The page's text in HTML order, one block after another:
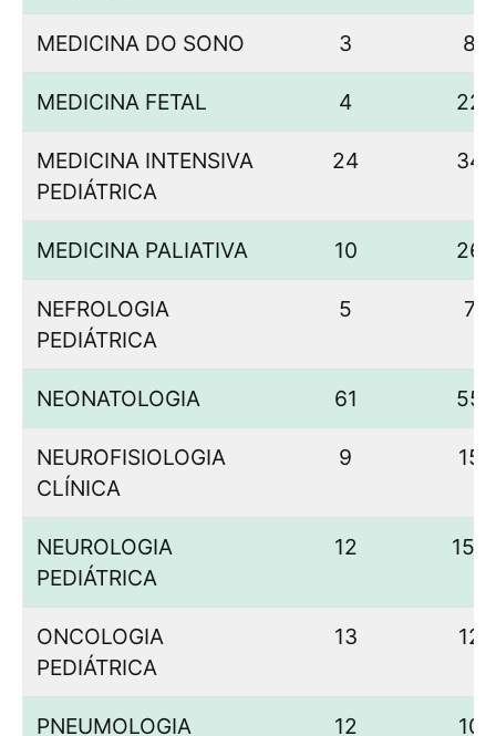
MEDICINA DO SONO 3 8
MEDICINA FETAL 4 22
MEDICINA INTENSIVA
PEDIÁTRICA
24 34
MEDICINA PALIATIVA 10 26
NEFROLOGIA
PEDIÁTRICA
5 7
NEONATOLOGIA 61 55
NEUROFISIOLOGIA
CLÍNICA
9 15
NEUROLOGIA
PEDIÁTRICA
12 150
ONCOLOGIA
PEDIÁTRICA
13 12
PNEUMOLOGIA 12 10